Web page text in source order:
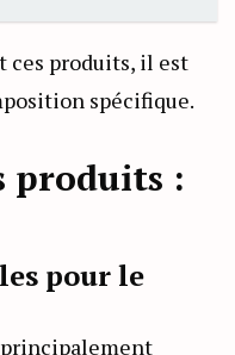
ces produits, il est
spécifique.
produits :
pour le